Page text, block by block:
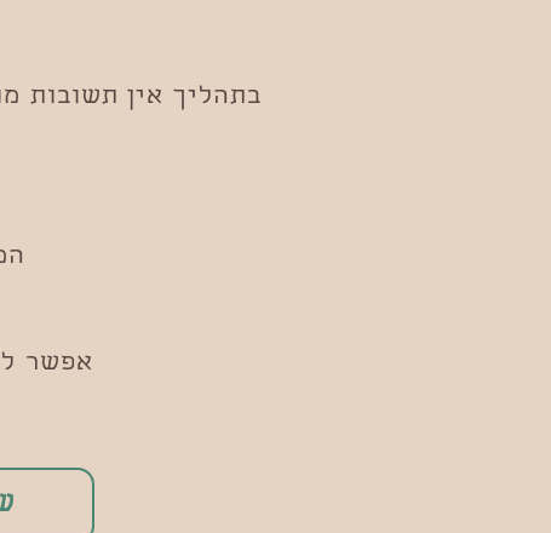
בתהליך אין תשובות
אפשר